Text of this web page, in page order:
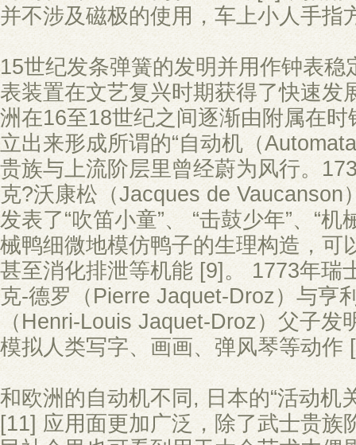
并不涉及磁极的使用，车上小人手指
15世纪发条弹簧的发明并用作钟表稳
表装置在文艺复兴时期获得了快速发
洲在16至18世纪之间逐渐由附属在
立出来形成所谓的“自动机（
贵族与上流阶层里曾经蔚为风行。
克?沃康松（Jacques de Vaucanson
发表了“吹笛小童”、 “击鼓少年”、“
械鸭细微地模仿鸭子的生理构造，可
甚至消化排泄等机能 [9]。 1773年瑞
克-德罗（Pierre Jaquet-Droz）与亨
（Henri-Louis Jaquet-Droz）父子发
模拟人类写字、画画、弹风琴等动作
和欧洲的自动机不同, 日本的“活动机
[11] 应用面更加广泛，除了武士贵族